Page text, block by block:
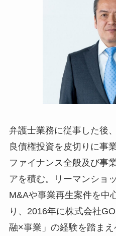
弁護士業務に従事した後
良債権投資を皮切りに事
ファイナンス全般及び事
アを積む。リーマンショ
M&Aや事業再生案件を中
り、2016年に株式会社
融×事業」の経験を踏まえ